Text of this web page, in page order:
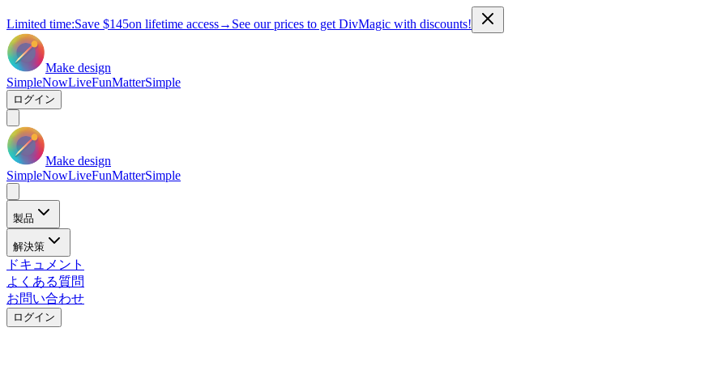
Limited time:Save $145on lifetime access→ See our prices to get DivMagic with discounts!
Make design
SimpleNowLiveFunMatterSimple
ログイン
Make design
SimpleNowLiveFunMatterSimple
製品
解決策
ドキュメント
よくある質問
お問い合わせ
ログイン